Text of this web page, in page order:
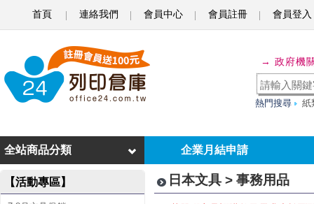
首頁 連絡我們 會員中心 會員註冊 會員登入
務
用
→ 政府機
熱門搜尋 紙
企業月結申請
全站商品分類
【活動專區】 日本文具 > 事務用品